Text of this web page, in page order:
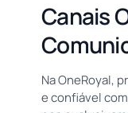
Canais
Na OneRoyal,
e confiável